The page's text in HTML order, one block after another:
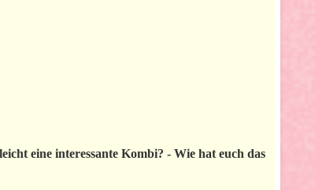
eine interessante Kombi? - Wie hat euch das